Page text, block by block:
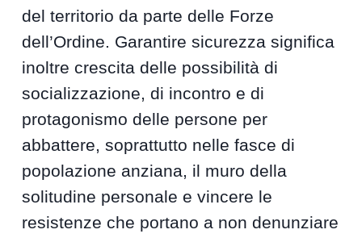
del territorio da parte delle Forze
dell’Ordine. Garantire sicurezza significa
inoltre crescita delle possibilità di
socializzazione, di incontro e di
protagonismo delle persone per
abbattere, soprattutto nelle fasce di
popolazione anziana, il muro della
solitudine personale e vincere le
resistenze che portano a non denunziare